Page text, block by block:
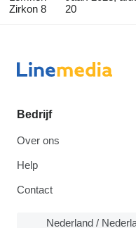
Zirkon 8
20
Bedrijf
Over ons
Help
Contact
Nederland /